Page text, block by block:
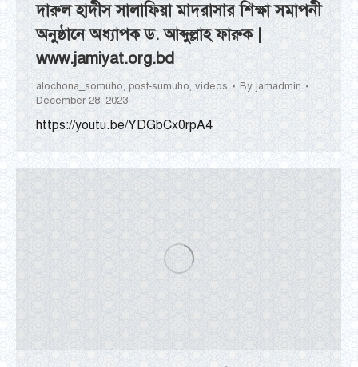
দারুল হাদীস সালাফিয়া মাদরাসার শিক্ষা সমাপনী
অনুষ্ঠানে অধ্যাপক ড. আব্দুল্লাহ ফারুক |
www.jamiyat.org.bd
alochona_somuho, post-sumuho, videos By jamadmin
December 28, 2023
https://youtu.be/YDGbCx0rpA4